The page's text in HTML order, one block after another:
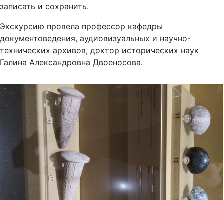
записать и сохранить.
Экскурсию провела профессор кафедры
документоведения, аудиовизуальных и научно-
технических архивов, доктор исторических наук
Галина Александровна Двоеносова.